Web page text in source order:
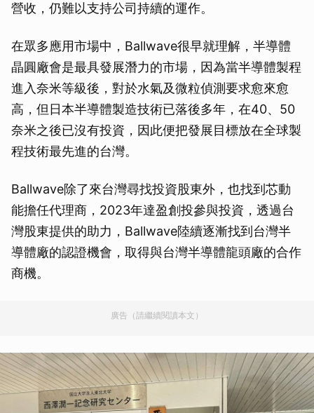
營收，仍難以支持公司持續的運作。
在眾多應用市場中，Ballwave很早就理解，半導體
晶圓廠會是最具發展潛力的市場，因為當半導體製程
進入奈米等級後，對於水氣及微粒偵測要求愈來愈
高，但日本半導體製造技術已落後多年，在40、50
奈米之後已沒有投資，因此便把發展目標放在全球製
程技術最先進的台灣。
Ballwave除了來台灣尋找投資股東外，也找到芯動
能擔任代理商，2023年達盈創投參與投資，透過台
灣股東提供的助力，Ballwave陸續逐漸找到台灣半
導體廠的認證機會，取得與台灣半導體龍頭廠的合作
商機。
廣告（請繼續閱讀本文）